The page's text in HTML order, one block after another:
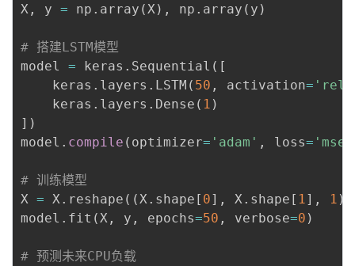
X , y = np . array ( X ) , np . array ( y )
# 搭建LSTM模型
model = keras . Sequential ( [
    keras
. layers . LSTM ( 50 , activation=
    keras
. layers . Dense ( 1 )
] )
model . compile ( optimizer= 'adam' , loss= 'mse'
# 训练模型
X = X . reshape ( ( X . shape [ 0] , X . shape [ 1 ] , 1 )
model . fit ( X , y , epochs=50 , verbose=0 )
# 预测未来CPU负载